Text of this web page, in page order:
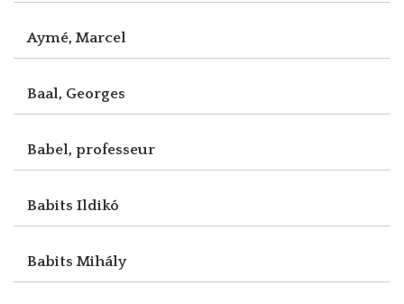
Aymé, Marcel
Baal, Georges
Babel, professeur
Babits Ildikó
Babits Mihály